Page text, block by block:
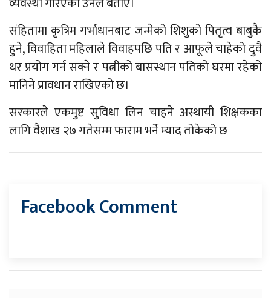
संहितामा कृत्रिम गर्भाधानबाट जन्मेको शिशुको पितृत्व बाबुकै
हुने, विवाहिता महिलाले विवाहपछि पति र आफूले चाहेको दुवै
थर प्रयोग गर्न सक्ने र पत्नीको बासस्थान पतिको घरमा रहेको
मानिने प्रावधान राखिएको छ।
सरकारले एकमुष्ट सुविधा लिन चाहने अस्थायी शिक्षकका
लागि वैशाख २७ गतेसम्म फाराम भर्ने म्याद तोकेको छ
Facebook Comment